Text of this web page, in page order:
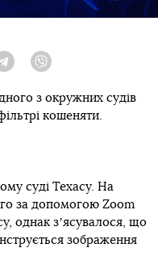
TelegramViber
з окружних судів
кошеняти.
суді Техасу. На
за допомогою Zoom
однак зʼясувалося, що
зображення